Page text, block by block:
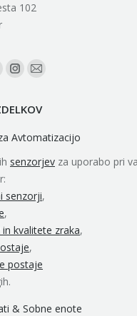
102
Instagram
opens
in
window
Mail
opens
window
Avtomatizacijo
senzorjev za uporabo pri
senzorji,
,
kvalitete zraka,
,
postaje
& Sobne enote